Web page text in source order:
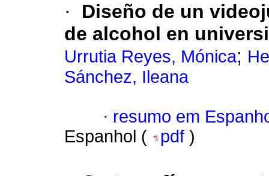
·
Diseño de un
de alcohol en
Urrutia Reyes, Mónica;
Sánchez, Ileana
· resumo em
Espanhol (
pdf )